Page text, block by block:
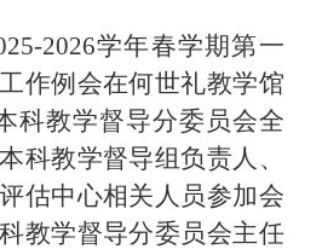
2026学年春学期第一
作例会在何世礼教学馆
科教学督导分委员会全
科教学督导组负责人、
估中心相关人员参加会
教学督导分委员会主任